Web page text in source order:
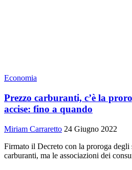
Economia
Prezzo carburanti, c’è la
accise: fino a quando
Miriam Carraretto 24 Giugno 2022
Firmato il Decreto con la proroga degli
carburanti, ma le associazioni dei